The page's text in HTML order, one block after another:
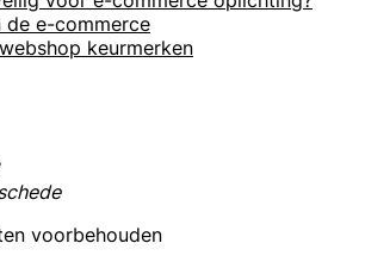
de e-commerce
keurmerken
voorbehouden